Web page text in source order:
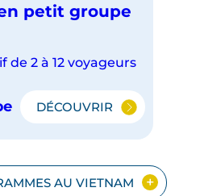
petit groupe
de 2 à 12 voyageurs
DÉCOUVRIR
LE
PETIT
GROUPE
AU VIETNAM